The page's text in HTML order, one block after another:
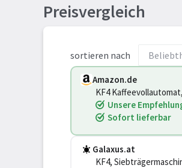
Preisvergleich
sortieren nach
Amazon.de
KF4
Coffee, 15-18 Bar
Unsere
Sofort lieferbar
Galaxus.at
KF4,